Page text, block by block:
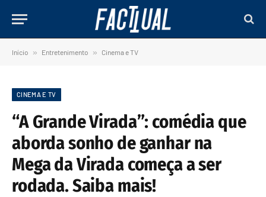
Início » Entretenimento » Cinema e TV
CINEMA E TV
“A Grande Virada”: comédia que
aborda sonho de ganhar na
Mega da Virada começa a ser
rodada. Saiba mais!